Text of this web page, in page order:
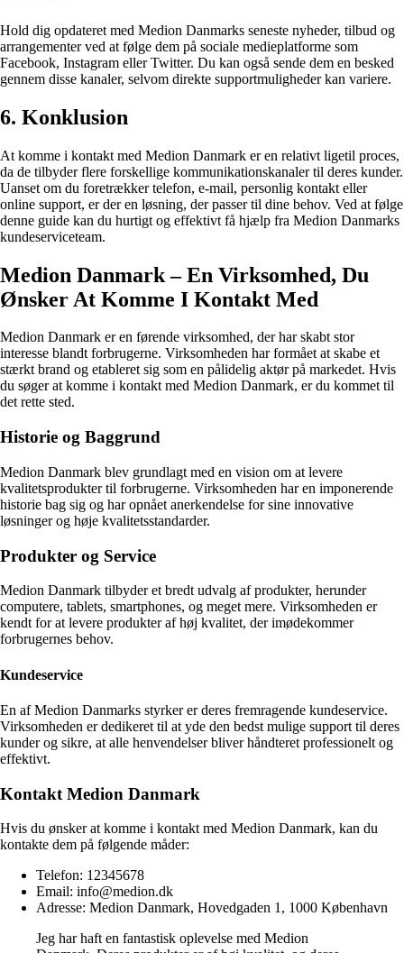
Hold dig opdateret med Medion Danmarks seneste nyheder, tilbud og
arrangementer ved at følge dem på sociale medieplatforme som
Facebook, Instagram eller Twitter. Du kan også sende dem en besked
gennem disse kanaler, selvom direkte supportmuligheder kan variere.
6. Konklusion
At komme i kontakt med Medion Danmark er en relativt ligetil proces,
da de tilbyder flere forskellige kommunikationskanaler til deres kunder.
Uanset om du foretrækker telefon, e-mail, personlig kontakt eller
online support, er der en løsning, der passer til dine behov. Ved at følge
denne guide kan du hurtigt og effektivt få hjælp fra Medion Danmarks
kundeserviceteam.
Medion Danmark – En Virksomhed, Du
Ønsker At Komme I Kontakt Med
Medion Danmark er en førende virksomhed, der har skabt stor
interesse blandt forbrugerne. Virksomheden har formået at skabe et
stærkt brand og etableret sig som en pålidelig aktør på markedet. Hvis
du søger at komme i kontakt med Medion Danmark, er du kommet til
det rette sted.
Historie og Baggrund
Medion Danmark blev grundlagt med en vision om at levere
kvalitetsprodukter til forbrugerne. Virksomheden har en imponerende
historie bag sig og har opnået anerkendelse for sine innovative
løsninger og høje kvalitetsstandarder.
Produkter og Service
Medion Danmark tilbyder et bredt udvalg af produkter, herunder
computere, tablets, smartphones, og meget mere. Virksomheden er
kendt for at levere produkter af høj kvalitet, der imødekommer
forbrugernes behov.
Kundeservice
En af Medion Danmarks styrker er deres fremragende kundeservice.
Virksomheden er dedikeret til at yde den bedst mulige support til deres
kunder og sikre, at alle henvendelser bliver håndteret professionelt og
effektivt.
Kontakt Medion Danmark
Hvis du ønsker at komme i kontakt med Medion Danmark, kan du
kontakte dem på følgende måder:
Telefon: 12345678
Email: info@medion.dk
Adresse: Medion Danmark, Hovedgaden 1, 1000 København
Jeg har haft en fantastisk oplevelse med Medion